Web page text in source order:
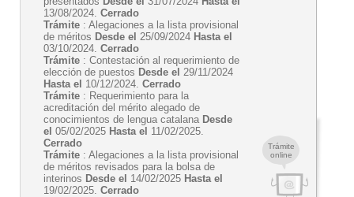
Trámite
online
13/08/2024. Cerrado
Trámite : Alegaciones a la lista provisional
de méritos Desde el 25/09/2024 Hasta el
03/10/2024. Cerrado
Trámite : Contestación al requerimiento de
elección de puestos Desde el 29/11/2024
Hasta el 10/12/2024. Cerrado
Trámite : Requerimiento para la
acreditación del mérito alegado de
conocimientos de lengua catalana Desde
el 05/02/2025 Hasta el 11/02/2025.
Cerrado
Trámite : Alegaciones a la lista provisional
de méritos revisados para la bolsa de
interinos Desde el 14/02/2025 Hasta el
19/02/2025. Cerrado